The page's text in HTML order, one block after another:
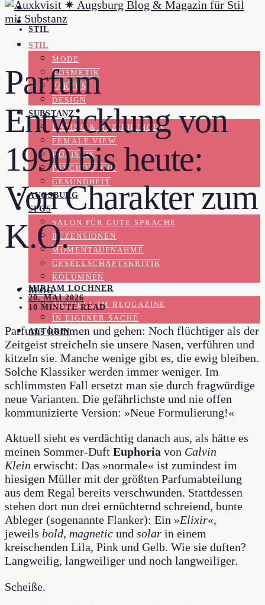
WORK WITH ME
NEWSLETTER
STIL
MODE
KOSMETIK
PARFUM
DESIGN
SUBSTANZ
DATING & BEZIEHUNGEN
FEMALE VIEW
HOLISTIK
PSYCHOLOGIE
GESUNDHEIT
AUGSBURG
SFGS
SALON FÜR GUTE SPRACHE
REZENSIONEN
MOMENTAUFNAHME
GESELLSCHAFTSKRITIK
KOLUMNEN
BLOG
AKTUELL IM BLOGAZINE
IN EIGENER SACHE
AUTORIN
STIL
Parfum
Entwicklung von
1990 bis heute:
Von Charakter zum
K.O.
MIRIAM LOCHNER
20. MAI 2026
10 MINUTE READ
Parfums kommen und gehen: Noch flüchtiger als der
Zeitgeist streicheln sie unsere Nasen, verführen und
kitzeln sie. Manche wenige gibt es, die ewig bleiben.
Solche Klassiker werden immer weniger. Im
schlimmsten Fall ersetzt man sie durch fragwürdige
neue Varianten. Die gefährlichste und nie offen
kommunizierte Version: »Neue Formulierung!«
Aktuell sieht es verdächtig danach aus, als hätte es
meinen Sommer-Duft Euphoria von Calvin
Klein erwischt: Das »normale« ist zumindest im
hiesigen Müller mit der größten Parfumabteilung
aus dem Regal bereits verschwunden. Stattdessen
stehen dort nun drei ernüchternd schreiend, bunte
Ableger (sogenannte Flanker): Ein »Elixir«,
jeweils bold, magnetic und solar in einem
kreischenden Lila, Pink und Gelb. Wie sie duften?
Langweilig, langweiliger und noch langweiliger.
Scheiße.